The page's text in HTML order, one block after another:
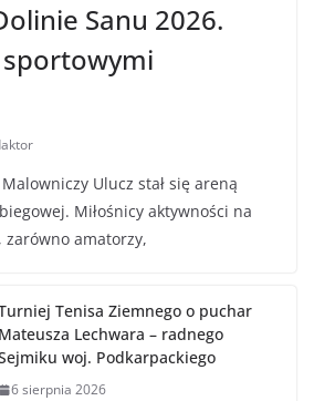
Sanu 2026.
sportowymi
Ulucz stał się areną
Miłośnicy aktywności na
amatorzy,
Tenisa Ziemnego o puchar
Mateusza Lechwara – radnego
woj. Podkarpackiego
6 sierpnia 2026